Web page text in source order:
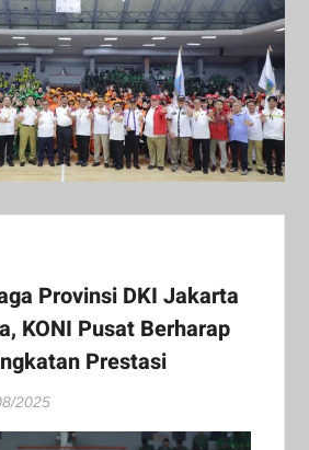
Provinsi DKI Jakarta
KONI Pusat Berharap
Prestasi
2025